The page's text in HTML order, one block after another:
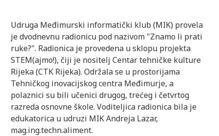
Udruga Međimurski informatički klub (MIK) provela
je dvodnevnu radionicu pod nazivom "Znamo li prati
ruke?". Radionica je provedena u sklopu projekta
STEM(ajmo!), čiji je nositelj Centar tehničke kulture
Rijeka (CTK Rijeka). Održala se u prostorijama
Tehničkog inovacijskog centra Međimurje, a
polaznici su bili učenici drugog, trećeg i četvrtog
razreda osnovne škole. Voditeljica radionica bila je
edukatorica u udruzi MIK Andreja Lazar,
mag.ing.techn.aliment.